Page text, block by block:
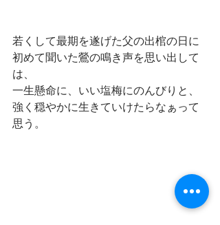
若くして最期を遂げた父の出棺の日に
初めて聞いた鶯の鳴き声を思い出して
は、
一生懸命に、いい塩梅にのんびりと、
強く穏やかに生きていけたらなぁって
思う。